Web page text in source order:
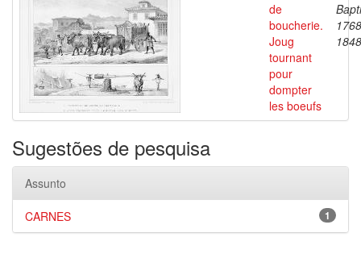
de
boucherie.
Joug
tournant
pour
dompter
les boeufs
1848
Sugestões de pesquisa
Assunto
1
CARNES